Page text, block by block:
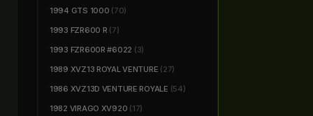
1994 GTS 1000 (70)
1993 FZR600 R (7)
1993 FZR600R #6022 (3)
1989 XVZ13 ROYAL VENTURE (27)
1986 XVZ13D VENTURE ROYALE (54)
1982 VIRAGO XV920 (17)